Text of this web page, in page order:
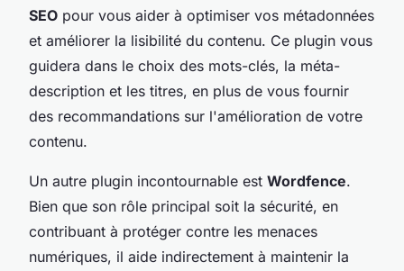
SEO pour vous aider à optimiser vos métadonnées
et améliorer la lisibilité du contenu. Ce plugin vous
guidera dans le choix des mots-clés, la méta-
description et les titres, en plus de vous fournir
des recommandations sur l'amélioration de votre
contenu.
Un autre plugin incontournable est Wordfence.
Bien que son rôle principal soit la sécurité, en
contribuant à protéger contre les menaces
numériques, il aide indirectement à maintenir la